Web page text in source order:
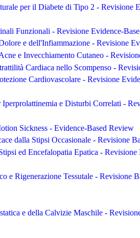
per il Diabete di Tipo 2 - Revisione
Funzionali - Revisione Evidence-
e dell'Infiammazione - Revisione
e Invecchiamento Cutaneo -
Cardiaca nello Scompenso -
Cardiovascolare - Revisione
e Disturbi Correlati -
Sickness - Evidence-Based Review
dalla Stipsi Occasionale - Revisione
ed Encefalopatia Epatica - Revisione
e Rigenerazione Tessutale - Revisione
e della Calvizie Maschile -